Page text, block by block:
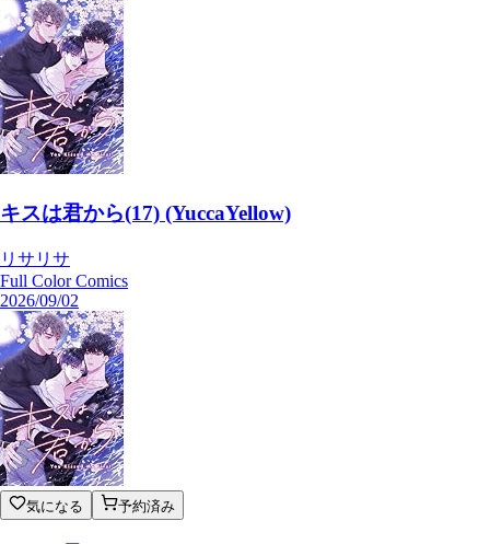
キスは君から(17) (YuccaYellow)
リサリサ
Full Color Comics
2026/09/02
気になる 予約済み